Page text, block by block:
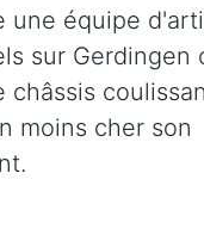
une équipe
sur Gerdingen
châssis
moins cher son